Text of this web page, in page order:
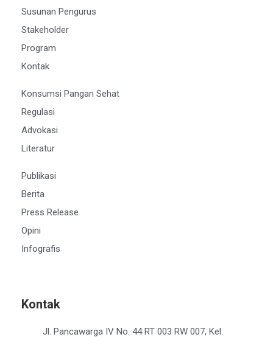
Susunan Pengurus
Stakeholder
Program
Kontak
Konsumsi Pangan Sehat
Regulasi
Advokasi
Literatur
Publikasi
Berita
Press Release
Opini
Infografis
Kontak
Jl. Pancawarga IV No. 44 RT 003 RW 007, Kel.